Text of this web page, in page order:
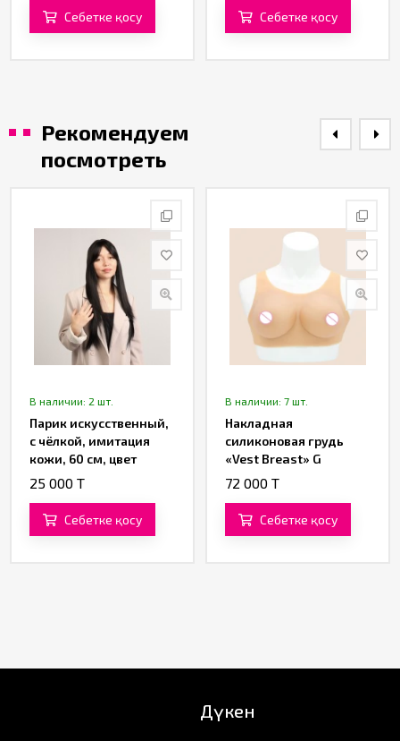
Себетке қосу Себетке қосу
Рекомендуем
посмотреть
В наличии: 2 шт.
Парик искусственный,
с чёлкой, имитация
кожи, 60 см, цвет
чёрный
25 000 T
Себетке қосу
В наличии: 7 шт.
Накладная
силиконовая грудь
«Vest Breast» G
72 000 T
Себетке қосу
Дүкен